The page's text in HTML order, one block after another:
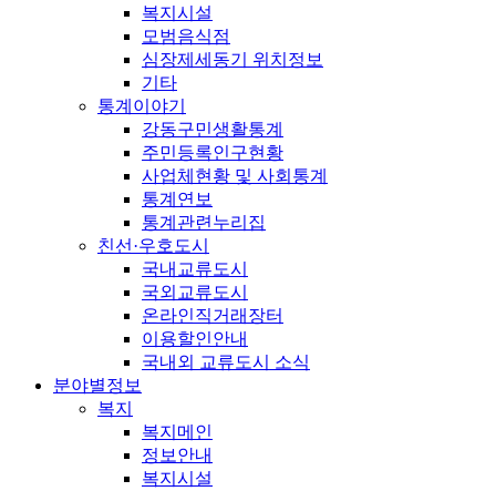
복지시설
모범음식점
심장제세동기 위치정보
기타
통계이야기
강동구민생활통계
주민등록인구현황
사업체현황 및 사회통계
통계연보
통계관련누리집
친선·우호도시
국내교류도시
국외교류도시
온라인직거래장터
이용할인안내
국내외 교류도시 소식
분야별정보
복지
복지메인
정보안내
복지시설